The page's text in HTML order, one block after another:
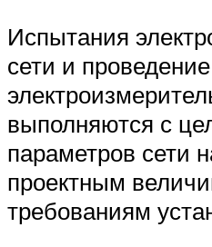
Испытания
сети и проведение
выполняются с
параметров сети
проектным
требованиям